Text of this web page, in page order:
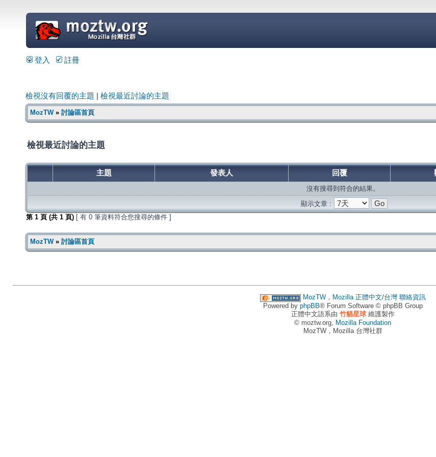
=
登入 註冊
檢視沒有回覆的主題 檢視最近討論的主題
MozTW» 討論區首頁
檢視最近討論的主題
主題 發表人 回覆
沒有搜尋到符合的結果。
顯示文章 :
第 1 頁 (共 1 頁) [ 有 0 筆資料符合您搜尋的條件 ]
MozTW» 討論區首頁
MozTW，Mozilla 正體中文/台灣 聯絡資訊
Powered by phpBB® Forum Software © phpBB Group
正體中文語系由 竹貓星球維護製作
© moztw.org, Mozilla Foundation
MozTW，Mozilla 台灣社群